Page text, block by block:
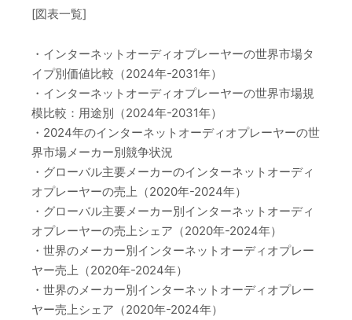
[図表一覧]
・インターネットオーディオプレーヤーの世界市場タ
イプ別価値比較（2024年-2031年）
・インターネットオーディオプレーヤーの世界市場規
模比較：用途別（2024年-2031年）
・2024年のインターネットオーディオプレーヤーの世
界市場メーカー別競争状況
・グローバル主要メーカーのインターネットオーディ
オプレーヤーの売上（2020年-2024年）
・グローバル主要メーカー別インターネットオーディ
オプレーヤーの売上シェア（2020年-2024年）
・世界のメーカー別インターネットオーディオプレー
ヤー売上（2020年-2024年）
・世界のメーカー別インターネットオーディオプレー
ヤー売上シェア（2020年-2024年）